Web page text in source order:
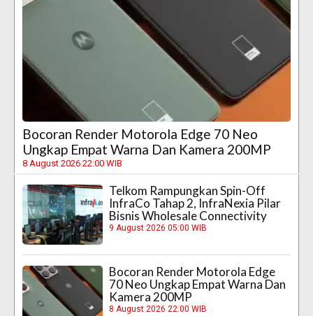
Bocoran Render Motorola Edge 70 Neo
Ungkap Empat Warna Dan Kamera 200MP
8 August 2026 22:00 WIB
Telkom Rampungkan Spin-Off
InfraCo Tahap 2, InfraNexia Pilar
Bisnis Wholesale Connectivity
9 August 2026 05:00 WIB
Bocoran Render Motorola Edge
70 Neo Ungkap Empat Warna Dan
Kamera 200MP
8 August 2026 22:00 WIB